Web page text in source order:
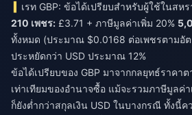
เรท GBP: ข้อได้เปรียบสำหรับผู้ใช้ในสห
210 เพชร: £3.71 + ภาษีมูลค่าเพิ่ม 20%
ทั้งหมด (ประมาณ $0.0168 ต่อเพชรตามอั
ประหยัดกว่า USD ประมาณ 12%
ข้อได้เปรียบของ GBP มาจากกลยุทธ์ราคา
เท่าเทียมของอำนาจซื้อ แม้จะรวมภาษีมูลค่
ก็ยังต่ำกว่าสกุลเงิน USD ในบางกรณี ทั้งนี้